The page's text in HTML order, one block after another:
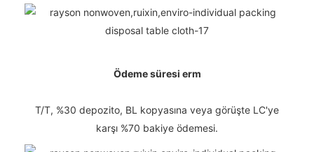
Ödeme süresi erm
T/T, %30 depozito, BL kopyasına veya görüşte LC'ye
karşı %70 bakiye ödemesi.